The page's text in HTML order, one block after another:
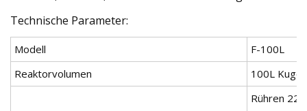
Technische Parameter:
Modell
F-100L
Reaktorvolumen
100L
Rühren